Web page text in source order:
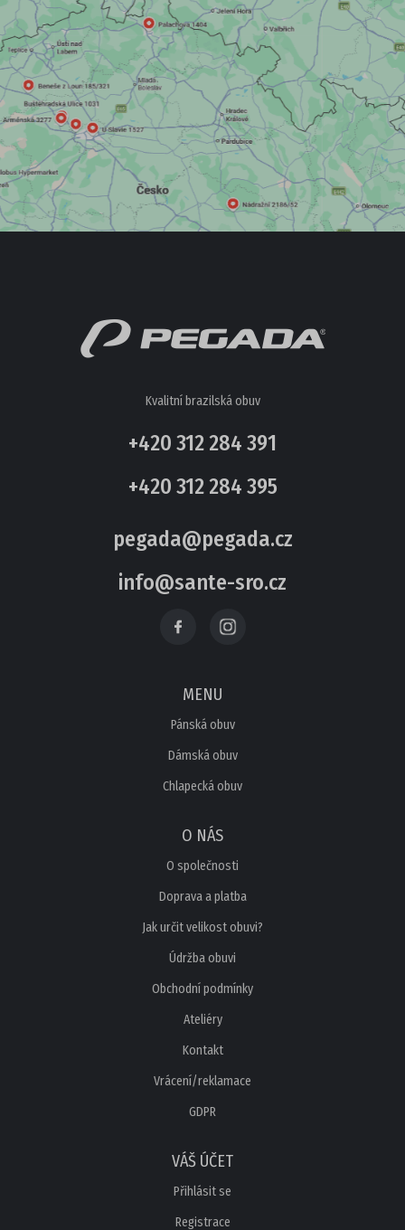
Kvalitní brazilská obuv
+420 312 284 391
+420 312 284 395
pegada@pegada.cz
info@sante-sro.cz
MENU
Pánská obuv
Dámská obuv
Chlapecká obuv
O NÁS
O společnosti
Doprava a platba
Jak určit velikost obuvi?
Údržba obuvi
Obchodní podmínky
Ateliéry
Kontakt
Vrácení/reklamace
GDPR
VÁŠ ÚČET
Přihlásit se
Registrace